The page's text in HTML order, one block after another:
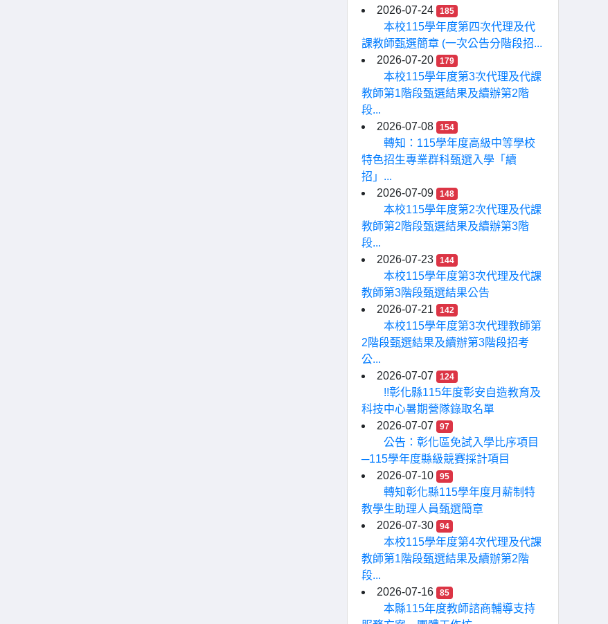
2026-07-24
185
本校115學年度第四次代理及代
課教師甄選簡章 (一次公告分階段招...
2026-07-20
179
本校115學年度第3次代理及代課
教師第1階段甄選結果及續辦第2階
段...
2026-07-08
154
轉知：115學年度高級中等學校
特色招生專業群科甄選入學「續
招」...
2026-07-09
148
本校115學年度第2次代理及代課
教師第2階段甄選結果及續辦第3階
段...
2026-07-23
144
本校115學年度第3次代理及代課
教師第3階段甄選結果公告
2026-07-21
142
本校115學年度第3次代理教師第
2階段甄選結果及續辦第3階段招考
公...
2026-07-07
124
!!彰化縣115年度彰安自造教育及
科技中心暑期營隊錄取名單
2026-07-07
97
公告：彰化區免試入學比序項目
─115學年度縣級競賽採計項目
2026-07-10
95
轉知彰化縣115學年度月薪制特
教學生助理人員甄選簡章
2026-07-30
94
本校115學年度第4次代理及代課
教師第1階段甄選結果及續辦第2階
段...
2026-07-16
85
本縣115年度教師諮商輔導支持